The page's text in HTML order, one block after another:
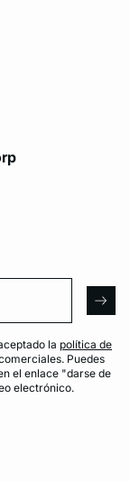
la política de
Puedes
el enlace "darse de
electrónico.